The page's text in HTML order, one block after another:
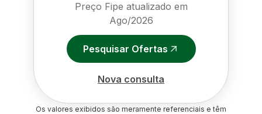
Preço Fipe atualizado em
Ago/2026
Pesquisar Ofertas
Nova consulta
Os valores exibidos são meramente referenciais e têm